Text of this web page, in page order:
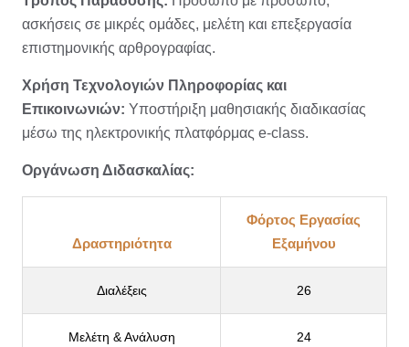
ασκήσεις σε μικρές ομάδες, μελέτη και επεξεργασία
επιστημονικής αρθρογραφίας.
Χρήση Τεχνολογιών Πληροφορίας και
Επικοινωνιών: Υποστήριξη μαθησιακής διαδικασίας
μέσω της ηλεκτρονικής πλατφόρμας e-class.
Οργάνωση Διδασκαλίας:
Δραστηριότητα
Φόρτος Εργασίας
Εξαμήνου
Διαλέξεις 26
Μελέτη & Ανάλυση
24